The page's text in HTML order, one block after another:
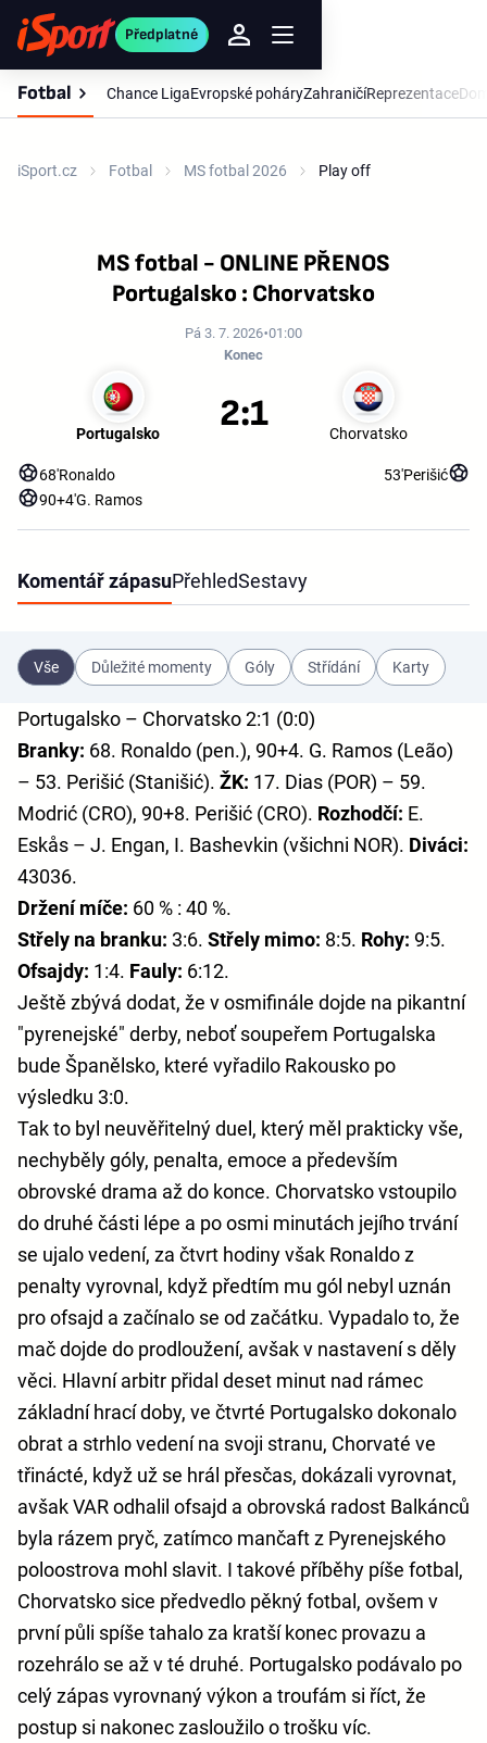
Předplatné
Fotbal Chance LigaEvropské poháryZahraničíReprezentace
iSport.cz Fotbal MS fotbal 2026 Play off
MS fotbal - ONLINE PŘENOS
Portugalsko : Chorvatsko
Pá 3. 7. 2026 01:00
Konec
Portugalsko Chorvatsko
2:1
68'Ronaldo
90+4'G. Ramos
53'Perišić
Komentář zápasuPřehledSestavy
Vše Důležité momenty Góly Střídání Karty
Portugalsko – Chorvatsko 2:1 (0:0)
Branky: 68. Ronaldo (pen.), 90+4. G. Ramos (Leão)
– 53. Perišić (Stanišić). ŽK: 17. Dias (POR) – 59.
Modrić (CRO), 90+8. Perišić (CRO). Rozhodčí: E.
Eskås – J. Engan, I. Bashevkin (všichni NOR). Diváci:
43036.
Držení míče: 60 % : 40 %.
Střely na branku: 3:6. Střely mimo: 8:5. Rohy: 9:5.
Ofsajdy: 1:4. Fauly: 6:12.
Ještě zbývá dodat, že v osmifinále dojde na pikantní
"pyrenejské" derby, neboť soupeřem Portugalska
bude Španělsko, které vyřadilo Rakousko po
výsledku 3:0.
Tak to byl neuvěřitelný duel, který měl prakticky vše,
nechyběly góly, penalta, emoce a především
obrovské drama až do konce. Chorvatsko vstoupilo
do druhé části lépe a po osmi minutách jejího trvání
se ujalo vedení, za čtvrt hodiny však Ronaldo z
penalty vyrovnal, když předtím mu gól nebyl uznán
pro ofsajd a začínalo se od začátku. Vypadalo to, že
mač dojde do prodloužení, avšak v nastavení s děly
věci. Hlavní arbitr přidal deset minut nad rámec
základní hrací doby, ve čtvrté Portugalsko dokonalo
obrat a strhlo vedení na svoji stranu, Chorvaté ve
třinácté, když už se hrál přesčas, dokázali vyrovnat,
avšak VAR odhalil ofsajd a obrovská radost Balkánců
byla rázem pryč, zatímco mančaft z Pyrenejského
poloostrova mohl slavit. I takové příběhy píše fotbal,
Chorvatsko sice předvedlo pěkný fotbal, ovšem v
první půli spíše tahalo za kratší konec provazu a
rozehrálo se až v té druhé. Portugalsko podávalo po
celý zápas vyrovnaný výkon a troufám si říct, že
postup si nakonec zasloužilo o trošku víc.